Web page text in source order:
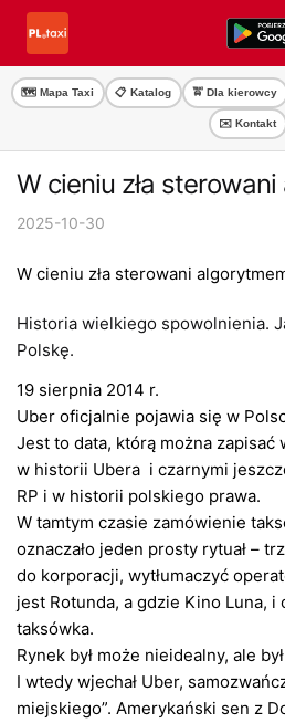
Przejdź
nawigacji
Przejdź
treści
🗺️ Mapa Taxi 📋 Katalog 🚖 Dla kierowcy
✉️ Kontakt
W cieniu zła
2025-10-30
W cieniu zła sterowani
Historia wielkiego spowolnienia.
Polskę.
19 sierpnia 2014 r.
Uber oficjalnie pojawia się w
Jest to data, którą można zapisać
w historii Ubera i czarnymi
RP i w historii polskiego prawa.
W tamtym czasie zamówienie
oznaczało jeden prosty rytuał –
do korporacji, wytłumaczyć
jest Rotunda, a gdzie Kino Luna, i
taksówka.
Rynek był może nieidealny, ale
I wtedy wjechał Uber,
miejskiego”. Amerykański sen z